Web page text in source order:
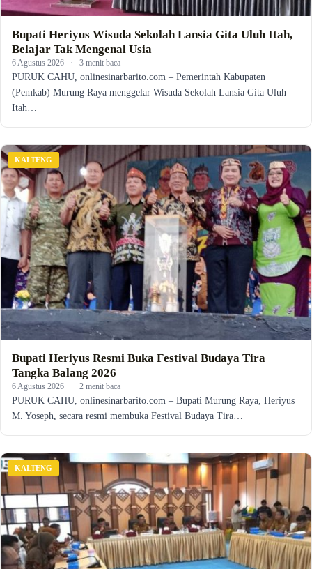
Bupati Heriyus Wisuda Sekolah Lansia Gita Uluh Itah,
Belajar Tak Mengenal Usia
6 Agustus 2026 · 3 menit baca
PURUK CAHU, onlinesinarbarito.com – Pemerintah Kabupaten
(Pemkab) Murung Raya menggelar Wisuda Sekolah Lansia Gita Uluh
Itah…
KALTENG
Bupati Heriyus Resmi Buka Festival Budaya Tira
Tangka Balang 2026
6 Agustus 2026 · 2 menit baca
PURUK CAHU, onlinesinarbarito.com – Bupati Murung Raya, Heriyus
M. Yoseph, secara resmi membuka Festival Budaya Tira…
KALTENG